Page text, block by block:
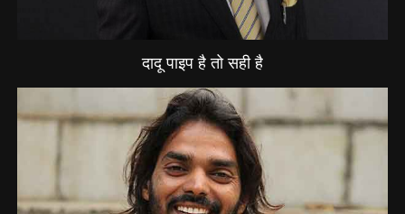
दादू पाइप है तो सही है